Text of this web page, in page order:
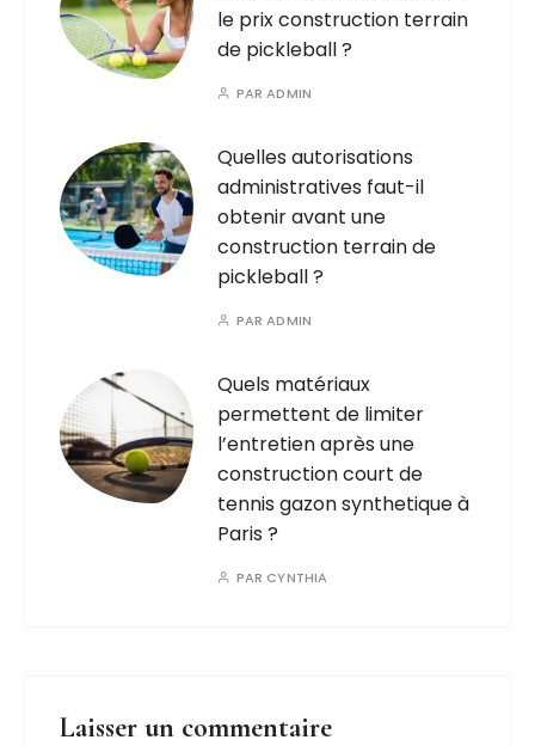
le prix construction terrain
de pickleball ?
PARADMIN
Quelles autorisations
administratives faut-il
obtenir avant une
construction terrain de
pickleball ?
PARADMIN
Quels matériaux
permettent de limiter
l’entretien après une
construction court de
tennis gazon synthetique à
Paris ?
PAR CYNTHIA
Laisser un commentaire